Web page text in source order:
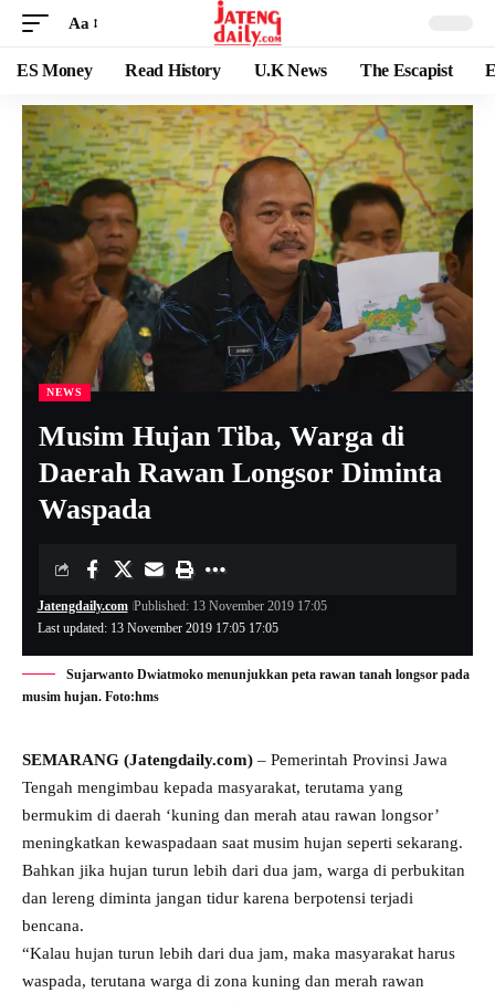
Aa
ES Money Read History U.K News The Escapist
NEWS
Musim Hujan Tiba, Warga di
Daerah Rawan Longsor Diminta
Waspada
Last updated: 13 November 2019 17:05 17:05
Jatengdaily.com Published: 13 November 2019 17:05
Sujarwanto Dwiatmoko menunjukkan peta rawan tanah longsor pada
musim hujan. Foto:hms
SEMARANG (Jatengdaily.com) – Pemerintah Provinsi Jawa
Tengah mengimbau kepada masyarakat, terutama yang
bermukim di daerah ‘kuning dan merah atau rawan longsor’
meningkatkan kewaspadaan saat musim hujan seperti sekarang.
Bahkan jika hujan turun lebih dari dua jam, warga di perbukitan
dan lereng diminta jangan tidur karena berpotensi terjadi
bencana.
“Kalau hujan turun lebih dari dua jam, maka masyarakat harus
waspada, terutana warga di zona kuning dan merah rawan